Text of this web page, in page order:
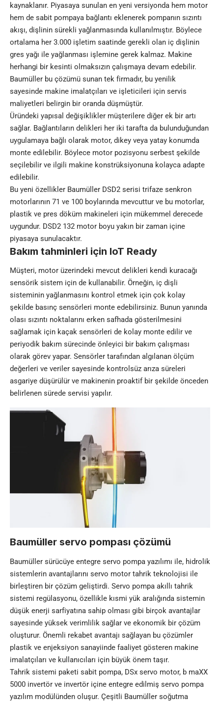
kaynaklanır. Piyasaya sunulan en yeni versiyonda hem motor
hem de sabit pompaya bağlantı eklenerek pompanın sızıntı
akışı, dişlinin sürekli yağlanmasında kullanılmıştır. Böylece
ortalama her 3.000 işletim saatinde gerekli olan iç dişlinin
gres yağı ile yağlanması işlemine gerek kalmaz. Makine
herhangi bir kesinti olmaksızın çalışmaya devam edebilir.
Baumüller bu çözümü sunan tek firmadır, bu yenilik
sayesinde makine imalatçıları ve işleticileri için servis
maliyetleri belirgin bir oranda düşmüştür.
Üründeki yapısal değişiklikler müşterilere diğer ek bir artı
sağlar. Bağlantıların delikleri her iki tarafta da bulunduğundan
uygulamaya bağlı olarak motor, dikey veya yatay konumda
monte edilebilir. Böylece motor pozisyonu serbest şekilde
seçilebilir ve ilgili makine konstrüksiyonuna kolayca adapte
edilebilir.
Bu yeni özellikler Baumüller DSD2 serisi trifaze senkron
motorlarının 71 ve 100 boylarında mevcuttur ve bu motorlar,
plastik ve pres döküm makineleri için mükemmel derecede
uygundur. DSD2 132 motor boyu yakın bir zaman içine
piyasaya sunulacaktır.
Bakım tahminleri için IoT Ready
Müşteri, motor üzerindeki mevcut delikleri kendi kuracağı
sensörik sistem için de kullanabilir. Örneğin, iç dişli
sisteminin yağlanmasını kontrol etmek için çok kolay
şekilde basınç sensörleri monte edebilirsiniz. Bunun yanında
olası sızıntı noktalarını erken safhada gösterilmesini
sağlamak için kaçak sensörleri de kolay monte edilir ve
periyodik bakım sürecinde önleyici bir bakım çalışması
olarak görev yapar. Sensörler tarafından algılanan ölçüm
değerleri ve veriler sayesinde kontrolsüz arıza süreleri
asgariye düşürülür ve makinenin proaktif bir şekilde önceden
belirlenen sürede servisi yapılır.
Baumüller servo pompası çözümü
Baumüller sürücüye entegre servo pompa yazılımı ile, hidrolik
sistemlerin avantajlarını servo motor tahrik teknolojisi ile
birleştiren bir çözüm geliştirdi. Servo pompa akıllı tahrik
sistemi regülasyonu, özellikle kısmi yük aralığında sistemin
düşük enerji sarfiyatına sahip olması gibi birçok avantajlar
sayesinde yüksek verimlilik sağlar ve ekonomik bir çözüm
oluşturur. Önemli rekabet avantajı sağlayan bu çözümler
plastik ve enjeksiyon sanayiinde faaliyet gösteren makine
imalatçıları ve kullanıcıları için büyük önem taşır.
Tahrik sistemi paketi sabit pompa, DSx servo motor, b maXX
5000 invertör ve invertör içine entegre edilmiş servo pompa
yazılım modülünden oluşur. Çeşitli Baumüller soğutma